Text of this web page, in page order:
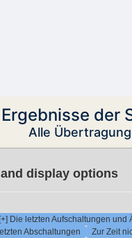
Ergebnisse der
Alle
display options
[+] Die letzten Aufschaltungen und
Abschaltungen
Zur Zeit